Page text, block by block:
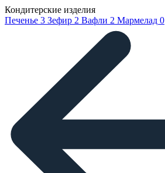
Кондитерские изделия
Печенье 3 Зефир 2 Вафли 2 Мармелад 0